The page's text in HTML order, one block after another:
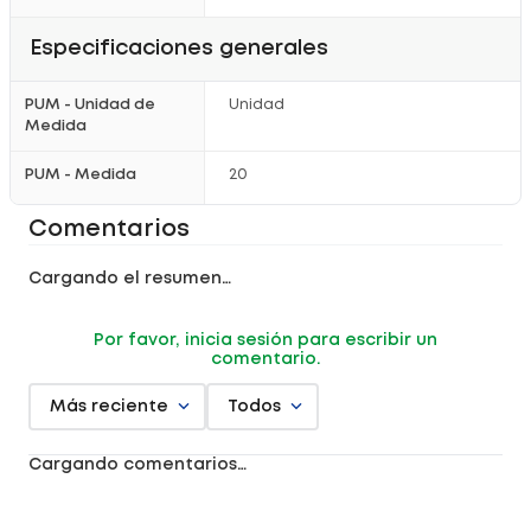
Especificaciones generales
PUM - Unidad de
Medida
Unidad
PUM - Medida 20
Comentarios
Cargando el resumen…
Por favor, inicia sesión para escribir un
comentario.
Más reciente Todos
Cargando comentarios…